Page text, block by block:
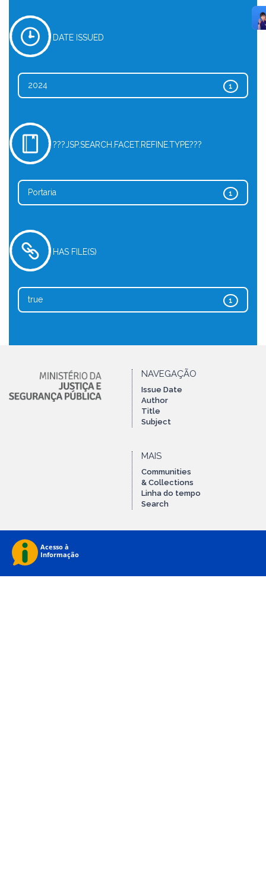
DATE ISSUED
1
2024
???JSP.SEARCH.FACET.REFINE.TYPE???
1
Portaria
HAS FILE(S)
1
true
NAVEGAÇÃO
Issue Date
Author
Title
Subject
MAIS
Communities
& Collections
Linha do tempo
Search